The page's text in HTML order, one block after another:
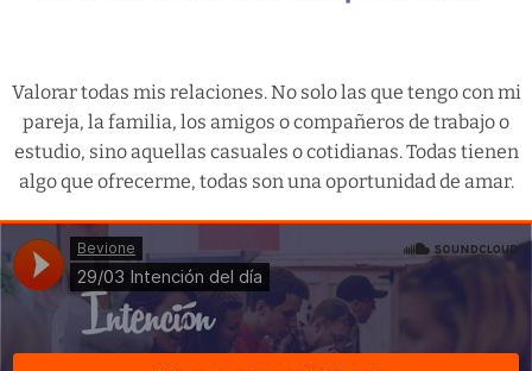
Valorar todas mis relaciones. No solo las que tengo con mi
pareja, la familia, los amigos o compañeros de trabajo o
estudio, sino aquellas casuales o cotidianas. Todas tienen
algo que ofrecerme, todas son una oportunidad de amar.